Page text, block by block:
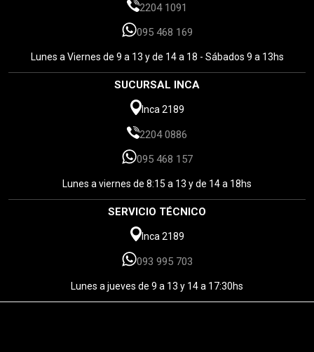
2204 1091
095 468 169
Lunes a Viernes de 9 a 13 y de 14 a 18 - Sábados 9 a 13hs
SUCURSAL INCA
Inca 2189
2204 0886
095 468 157
Lunes a viernes de 8:15 a 13 y de 14 a 18hs
SERVICIO TÉCNICO
Inca 2189
093 995 703
Lunes a jueves de 9 a 13 y 14 a 17:30hs